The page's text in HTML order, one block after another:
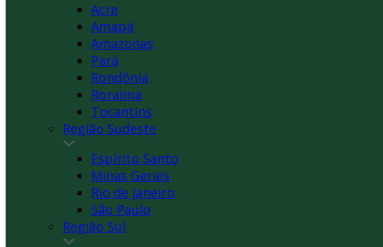
Acre
Amapá
Amazonas
Pará
Rondônia
Roraima
Tocantins
Região Sudeste
Espírito Santo
Minas Gerais
Rio de Janeiro
São Paulo
Região Sul